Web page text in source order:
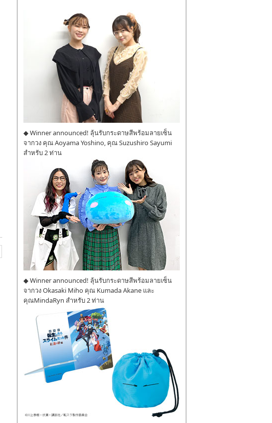
◆ Winner announced! ลุ้นรับกระดาษสีพร้อมลายเซ็น
จากวง คุณ Aoyama Yoshino, คุณ Suzushiro Sayumi
สำหรับ 2 ท่าน
◆ Winner announced! ลุ้นรับกระดาษสีพร้อมลายเซ็น
จากวง Okasaki Miho คุณ Kumada Akane และ
คุณMindaRyn สำหรับ 2 ท่าน